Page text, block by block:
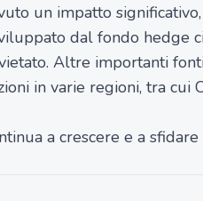
un impatto significativo,
dal fondo hedge
Altre importanti
in varie regioni, tra cui
a crescere e a sfidare